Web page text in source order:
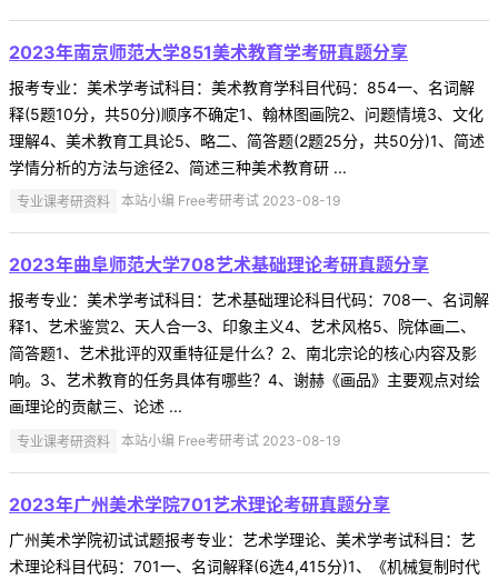
2023年南京师范大学851美术教育学考研真题分享
报考专业：美术学考试科目：美术教育学科目代码：854一、名词解
释(5题10分，共50分)顺序不确定1、翰林图画院2、问题情境3、文化
理解4、美术教育工具论5、略二、简答题(2题25分，共50分)1、简述
学情分析的方法与途径2、简述三种美术教育研 ...
专业课考研资料 本站小编 Free考研考试 2023-08-19
2023年曲阜师范大学708艺术基础理论考研真题分享
报考专业：美术学考试科目：艺术基础理论科目代码：708一、名词解
释1、艺术鉴赏2、天人合一3、印象主义4、艺术风格5、院体画二、
简答题1、艺术批评的双重特征是什么？2、南北宗论的核心内容及影
响。3、艺术教育的任务具体有哪些？4、谢赫《画品》主要观点对绘
画理论的贡献三、论述 ...
专业课考研资料 本站小编 Free考研考试 2023-08-19
2023年广州美术学院701艺术理论考研真题分享
广州美术学院初试试题报考专业：艺术学理论、美术学考试科目：艺
术理论科目代码：701一、名词解释(6选4,415分)1、《机械复制时代